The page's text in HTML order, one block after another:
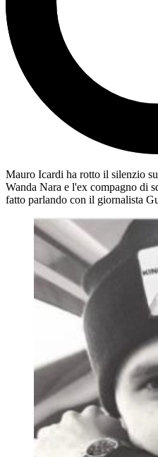
Mauro Icardi ha rotto il silenzio
Wanda Nara e l'ex compagno di
fatto parlando con il giornalista